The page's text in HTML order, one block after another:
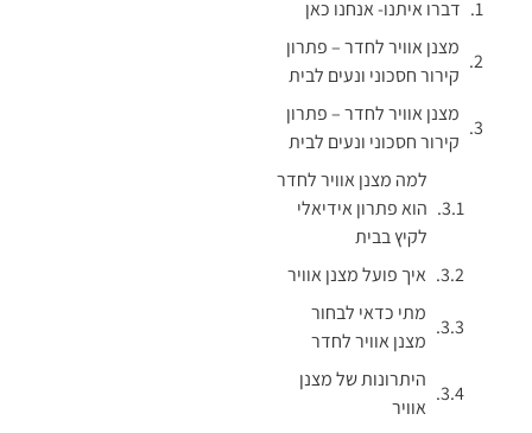
דברו איתנו- אנחנו כאן
מצנן אוויר לחדר – פתרון
קירור חסכוני ונעים לבית
מצנן אוויר לחדר – פתרון
קירור חסכוני ונעים לבית
למה מצנן אוויר לחדר
הוא פתרון אידיאלי
לקיץ בבית
איך פועל מצנן אוויר
מתי כדאי לבחור
מצנן אוויר לחדר
היתרונות של מצנן
אוויר